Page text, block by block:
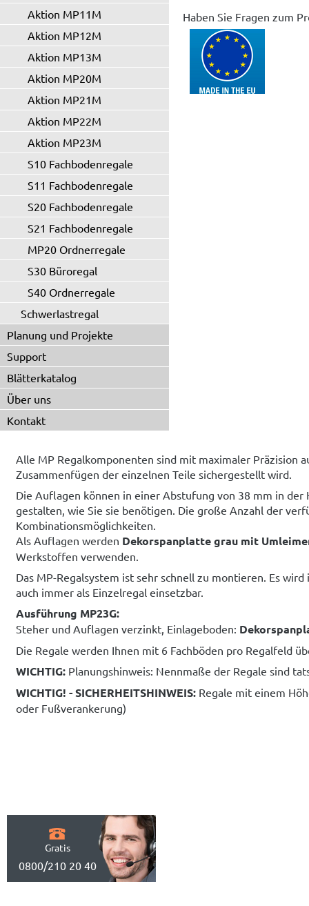
Aktion MP11M
Aktion MP12M
Aktion MP13M
Aktion MP20M
Aktion MP21M
Aktion MP22M
Aktion MP23M
S10 Fachbodenregale
S11 Fachbodenregale
S20 Fachbodenregale
S21 Fachbodenregale
MP20 Ordnerregale
S30 Büroregal
S40 Ordnerregale
Schwerlastregal
Planung und Projekte
Support
Blätterkatalog
Über uns
Kontakt
Haben Sie Fragen zum
Alle MP Regalkomponenten sind mit maximaler Präzision
Zusammenfügen der einzelnen Teile sichergestellt wird.
Die Auflagen können in einer Abstufung von 38 mm in der
gestalten, wie Sie sie benötigen. Die große Anzahl der
Kombinationsmöglichkeiten.
Als Auflagen werden Dekorspanplatte grau mit
Werkstoffen verwenden.
Das MP-Regalsystem ist sehr schnell zu montieren. Es
auch immer als Einzelregal einsetzbar.
Ausführung MP23G:
Steher und Auflagen verzinkt, Einlageboden:
Die Regale werden Ihnen mit 6 Fachböden pro Regalfeld
WICHTIG: Planungshinweis: Nennmaße der Regale sind
WICHTIG! - SICHERHEITSHINWEIS: Regale mit einem
oder Fußverankerung)
Gratis
0800/210 20 40